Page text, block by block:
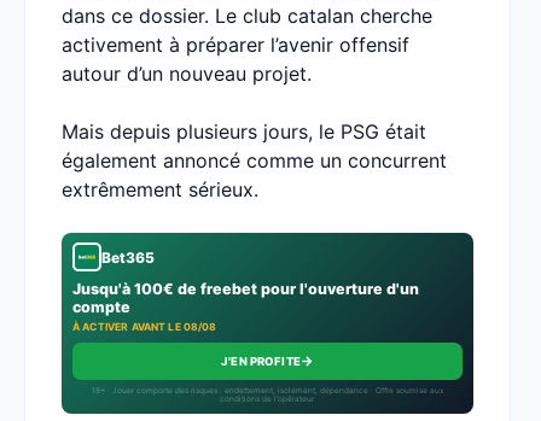
dans ce dossier. Le club catalan cherche
activement à préparer l’avenir offensif
autour d’un nouveau projet.
Mais depuis plusieurs jours, le PSG était
également annoncé comme un concurrent
extrêmement sérieux.
Bet365
Jusqu'à 100€ de freebet pour l'ouverture d'un
compte
À ACTIVER AVANT LE 08/08
J'EN PROFITE→
18+ · Jouer comporte des risques : endettement, isolement, dépendance · Offre soumise aux
conditions de l’opérateur.